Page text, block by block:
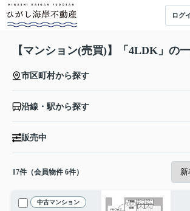
ログ
【マンション(売買)】「4LDK」の
市区町村から探す
沿線・駅から探す
販売中
17件（会員物件 6件）
中古マンション